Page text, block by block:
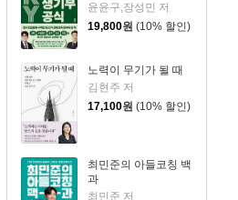
윤윤구,장성민 저
19,800원 (10% 할인)
노력이 무기가 될 때
김현주 저
17,100원 (10% 할인)
최민준의 아들코칭 백
과
최민준 저